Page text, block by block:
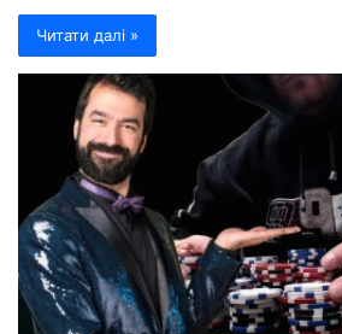
Читати далі »